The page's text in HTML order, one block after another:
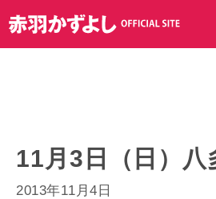
ン
テ
11月3日（日）八
2013年11月4日